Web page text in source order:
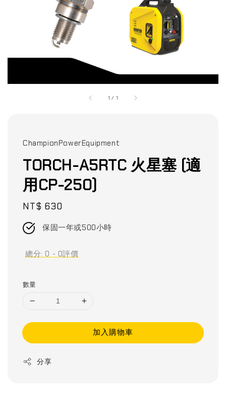
1 / 1
ChampionPowerEquipment
TORCH-A5RTC 火星塞 (適
用CP-250)
Regular
price
NT$ 630
保固一年或500小時
總分: 0 - 0評價
數量
加入購物車
分享